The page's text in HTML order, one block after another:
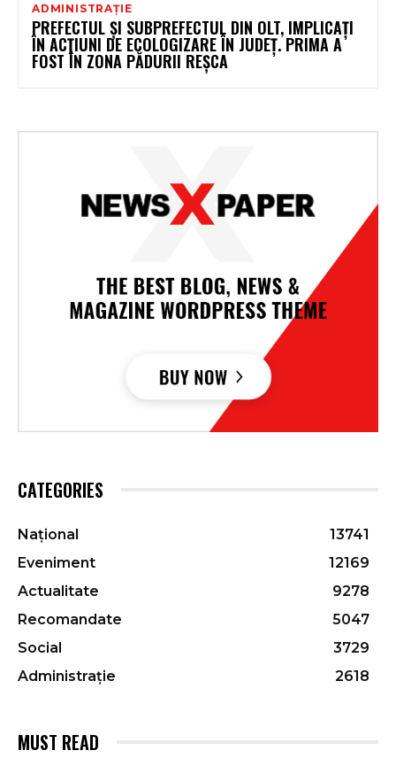
ADMINISTRAȚIE
PREFECTUL ȘI SUBPREFECTUL DIN OLT, IMPLICAȚI
ÎN ACȚIUNI DE ECOLOGIZARE ÎN JUDEȚ. PRIMA A
FOST ÎN ZONA PĂDURII REȘCA
CATEGORIES
Național
13741
Eveniment
12169
Actualitate
9278
Recomandate
5047
Social
3729
Administrație
2618
MUST READ